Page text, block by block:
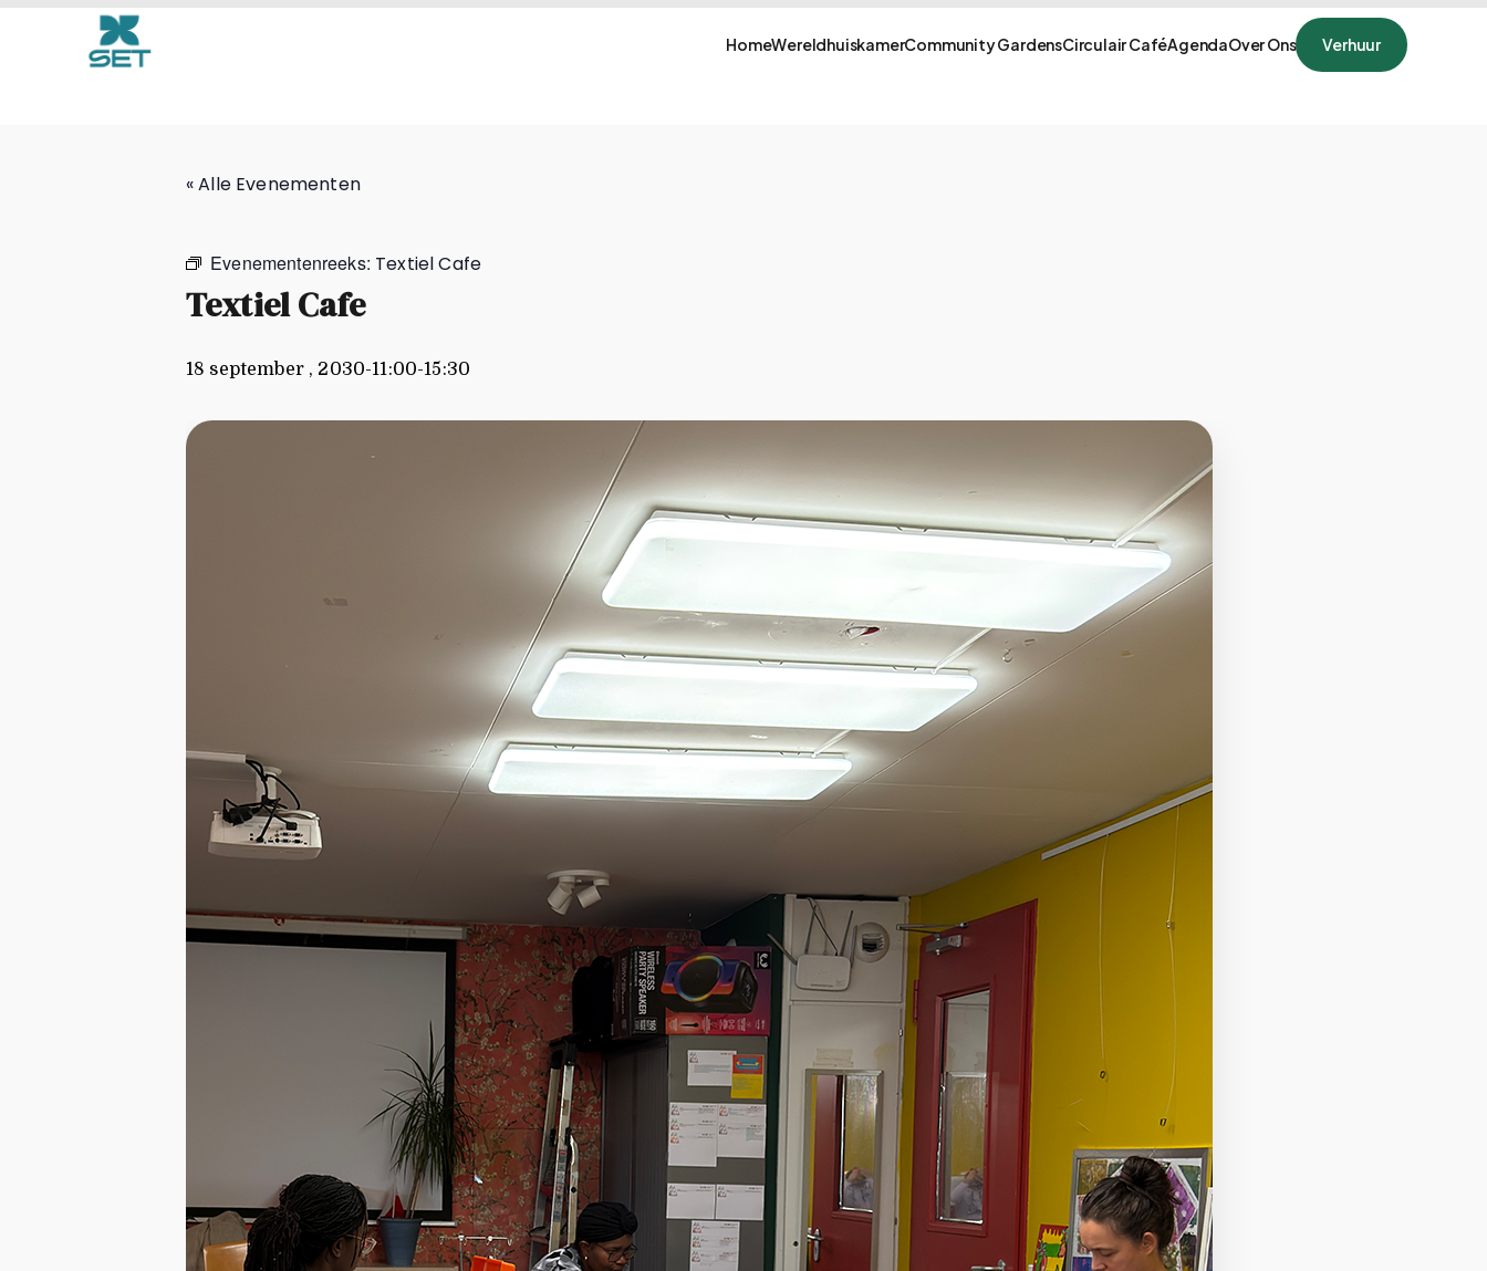
HomeWereldhuiskamerCommunity GardensCirculair CaféAgendaOver Ons Verhuur
Textiel Cafe
« Alle Evenementen
Evenementenreeks: Textiel Cafe
Textiel Cafe
18 september , 2030-11:00-15:30